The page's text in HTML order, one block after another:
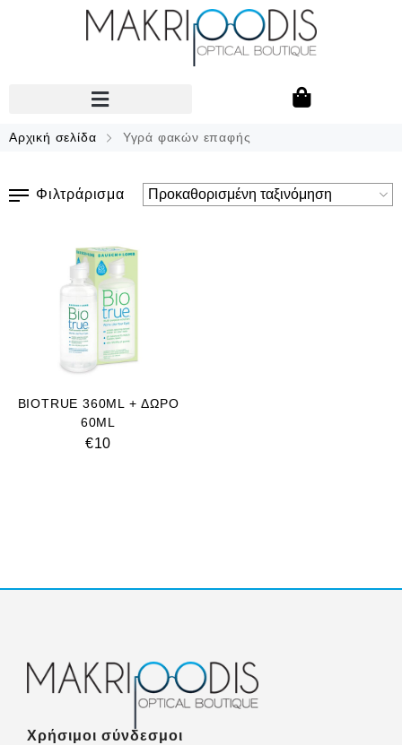
Αρχική σελίδα Υγρά φακών επαφής
Φιλτράρισμα
BIOTRUE 360ML + ΔΩΡΟ
60ML
€10
Χρήσιμοι σύνδεσμοι